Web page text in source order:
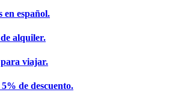
en español.
alquiler.
viajar.
de descuento.